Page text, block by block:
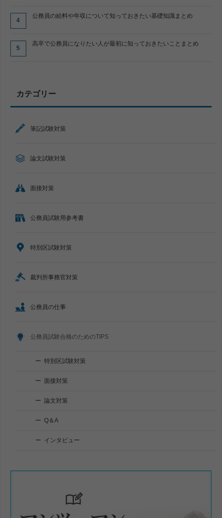
公務員の給料や年収について知っておきたい基礎知識まとめ
高卒で公務員になりたい人が最初に知っておきたいことまとめ
カテゴリー
筆記試験対策
論文試験対策
面接対策
公務員試験用参考書
特別区試験対策
裁判所事務官対策
公務員の仕事
公務員試験合格のためのTIPS
特別区試験対策
面接対策
論文対策
Q＆A
インタビュー